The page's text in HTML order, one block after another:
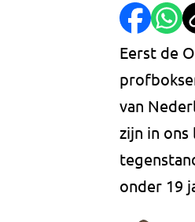
Eerst de
van
zijn in ons
onder 19